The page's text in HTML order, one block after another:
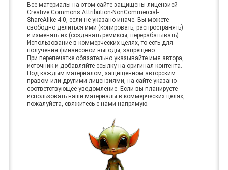
Все материалы на этом сайте защищены лицензией
Creative Commons Attribution-NonCommercial-
ShareAlike 4.0, если не указано иначе. Вы можете
свободно делиться ими (копировать, распространять)
и изменять их (создавать ремиксы, перерабатывать).
Использование в коммерческих целях, то есть для
получения финансовой выгоды, запрещено.
При перепечатке обязательно указывайте имя автора,
источник и добавляйте ссылку на оригинал контента.
Под каждым материалом, защищенном авторским
правом или другими лицензиями, на сайте указано
соответствующее уведомление. Если вы планируете
использовать наши материалы в коммерческих целях,
пожалуйста, свяжитесь с нами напрямую.